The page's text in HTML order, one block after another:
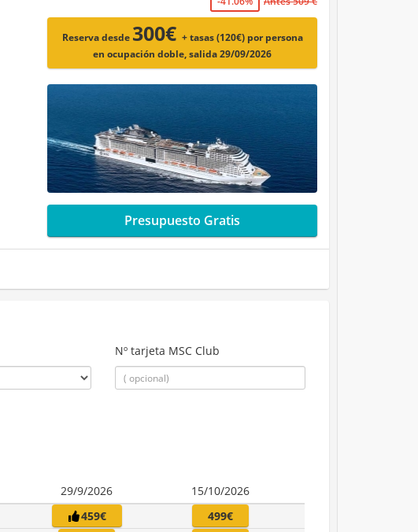
Reserva desde 300€ + tasas (120€) por persona
en ocupación doble, salida 29/09/2026
Presupuesto Gratis
Nº tarjeta MSC Club
29/9/2026
15/10/2026
459€
499€